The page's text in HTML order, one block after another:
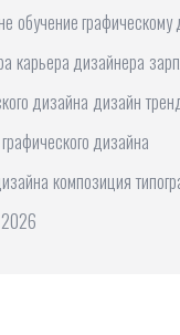
обучение графическому
карьера дизайнера
дизайна дизайн
дизайна
композиция